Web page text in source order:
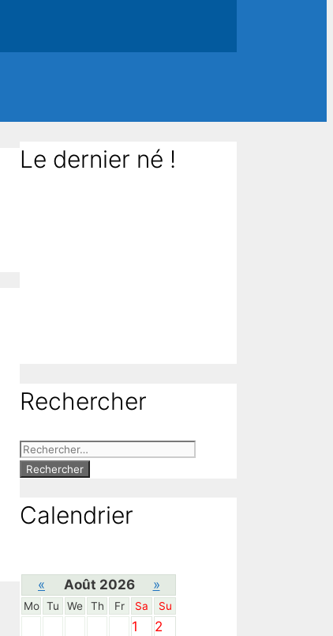
Le dernier né !
Rechercher
Rechercher :
Calendrier
« Août 2026 »
Mo Tu We Th Fr Sa Su
1
2